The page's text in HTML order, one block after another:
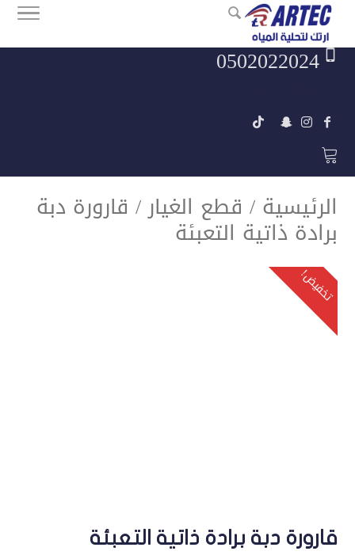
0502022024
الرئيسية / قطع الغيار/ قارورة دبة
برادة ذاتية التعبئة
تخفيض!
قارورة دبة برادة ذاتية التعبئة